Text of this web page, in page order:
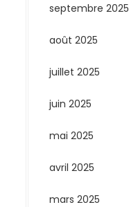
septembre 2025
août 2025
juillet 2025
juin 2025
mai 2025
avril 2025
mars 2025